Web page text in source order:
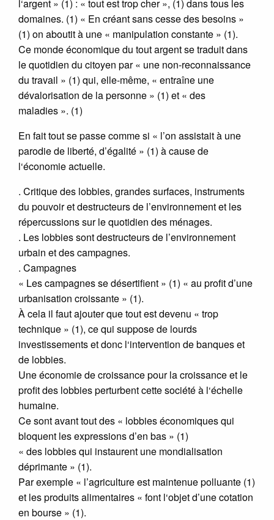
l‘argent » (1) : « tout est trop cher », (1) dans tous les
domaines. (1) « En créant sans cesse des besoins »
(1) on aboutit à une « manipulation constante » (1).
Ce monde économique du tout argent se traduit dans
le quotidien du citoyen par « une non-reconnaissance
du travail » (1) qui, elle-même, « entraîne une
dévalorisation de la personne » (1) et « des
maladies ». (1)
En fait tout se passe comme si « l’on assistait à une
parodie de liberté, d’égalité » (1) à cause de
l‘économie actuelle.
. Critique des lobbies, grandes surfaces, instruments
du pouvoir et destructeurs de l’environnement et les
répercussions sur le quotidien des ménages.
. Les lobbies sont destructeurs de l’environnement
urbain et des campagnes.
. Campagnes
« Les campagnes se désertifient » (1) « au profit d’une
urbanisation croissante » (1).
À cela il faut ajouter que tout est devenu « trop
technique » (1), ce qui suppose de lourds
investissements et donc l‘intervention de banques et
de lobbies.
Une économie de croissance pour la croissance et le
profit des lobbies perturbent cette société à l‘échelle
humaine.
Ce sont avant tout des « lobbies économiques qui
bloquent les expressions d’en bas » (1)
« des lobbies qui instaurent une mondialisation
déprimante » (1).
Par exemple « l’agriculture est maintenue polluante (1)
et les produits alimentaires « font l‘objet d’une cotation
en bourse » (1).